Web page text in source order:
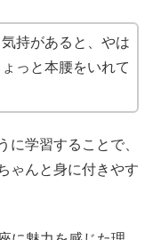
持があると、やは
っと本腰をいれて
に学習することで、
ゃんと身に付きやす